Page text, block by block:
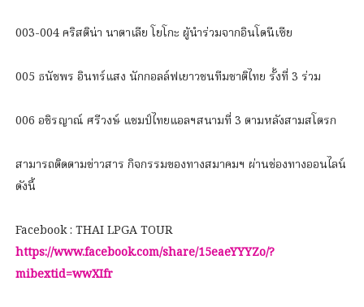
003-004 คริสติน่า นาตาเลีย โยโกะ ผู้นำร่วมจากอินโดนีเซีย
005 ธนัชพร อินทร์แสง นักกอลล์ฟเยาวชนทีมชาติไทย รั้งที่ 3 ร่วม
006 อชิรญาณ์ ศรีวงษ์ แชมป์ไทยแอลฯสนามที่ 3 ตามหลังสามสโตรก
สามารถติดตามข่าวสาร กิจกรรมของทางสมาคมฯ ผ่านช่องทางออนไลน์
ดังนี้
Facebook : THAI LPGA TOUR
https://www.facebook.com/share/15eaeYYYZo/?
mibextid=wwXIfr